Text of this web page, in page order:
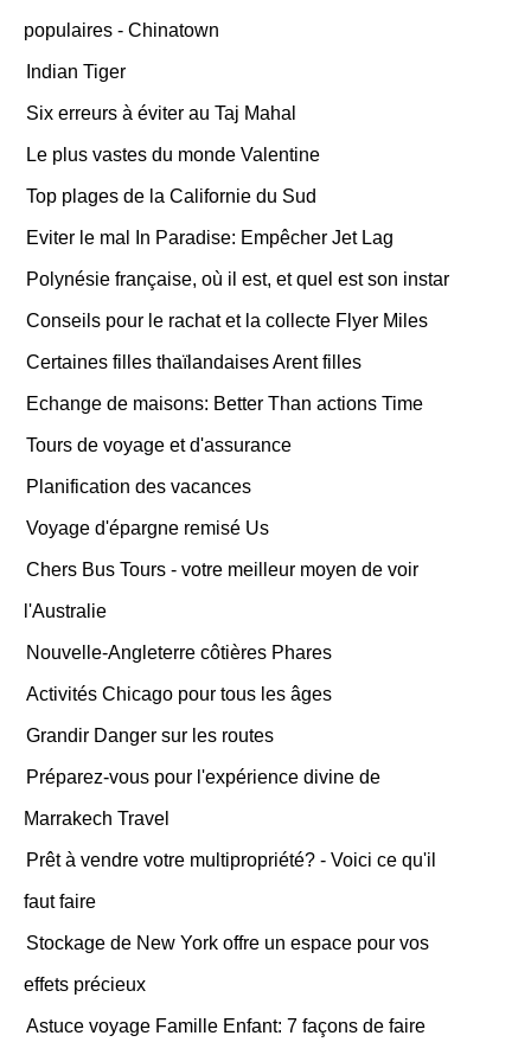
populaires - Chinatown
Indian Tiger
Six erreurs à éviter au Taj Mahal
Le plus vastes du monde Valentine
Top plages de la Californie du Sud
Eviter le mal In Paradise: Empêcher Jet Lag
Polynésie française, où il est, et quel est son instar
Conseils pour le rachat et la collecte Flyer Miles
Certaines filles thaïlandaises Arent filles
Echange de maisons: Better Than actions Time
Tours de voyage et d'assurance
Planification des vacances
Voyage d'épargne remisé Us
Chers Bus Tours - votre meilleur moyen de voir
l'Australie
Nouvelle-Angleterre côtières Phares
Activités Chicago pour tous les âges
Grandir Danger sur les routes
Préparez-vous pour l'expérience divine de
Marrakech Travel
Prêt à vendre votre multipropriété? - Voici ce qu'il
faut faire
Stockage de New York offre un espace pour vos
effets précieux
Astuce voyage Famille Enfant: 7 façons de faire